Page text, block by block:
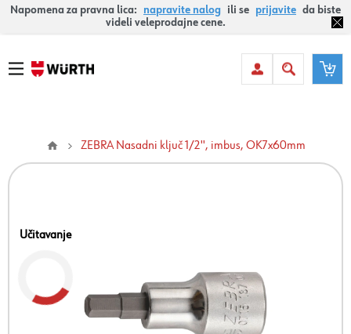
Napomena za pravna lica: napravite nalog ili se prijavite da biste
videli veleprodajne cene.
ZEBRA Nasadni ključ 1/2'', imbus, OK7x60mm
Učitavanje